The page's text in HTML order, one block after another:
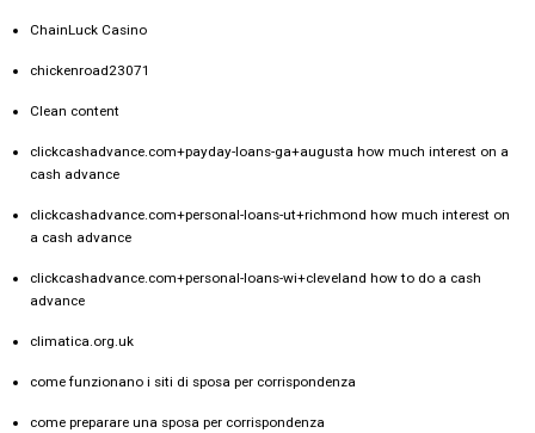
ChainLuck Casino
chickenroad23071
Clean content
clickcashadvance.com+payday-loans-ga+augusta how much interest on a
cash advance
clickcashadvance.com+personal-loans-ut+richmond how much interest on
a cash advance
clickcashadvance.com+personal-loans-wi+cleveland how to do a cash
advance
climatica.org.uk
come funzionano i siti di sposa per corrispondenza
come preparare una sposa per corrispondenza